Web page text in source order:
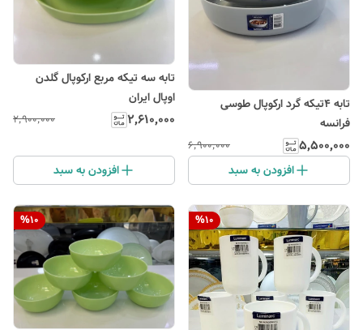
تابه ۴تیکه گرد ارکوپال طوسی
فرانسه
۵٬۵۰۰٬۰۰۰ ۶٬۹۰۰٬۰۰۰
افزودن به سبد
تابه سه تیکه مربع ارکوپال گلدن
اوپال ایران
۲٬۶۱۰٬۰۰۰ ۲٬۹۰۰٬۰۰۰
افزودن به سبد
%10
%10